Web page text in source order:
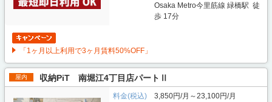
Osaka Metro今里筋線 緑橋駅 徒
歩 17分
「1ヶ月以上利用で3ヶ月賃料50%OFF」
屋内 収納PiT 南堀江4丁目店パートⅡ
料金(税込)
3,850円/月～23,100円/月